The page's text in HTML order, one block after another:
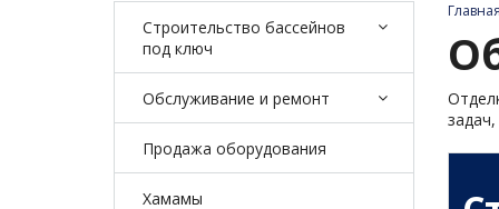
Строительство бассейнов
под ключ
Обслуживание и ремонт
Продажа оборудования
Хамамы